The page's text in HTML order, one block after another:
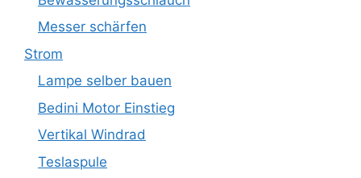
Messer schärfen
Strom
Lampe selber bauen
Bedini Motor Einstieg
Vertikal Windrad
Teslaspule